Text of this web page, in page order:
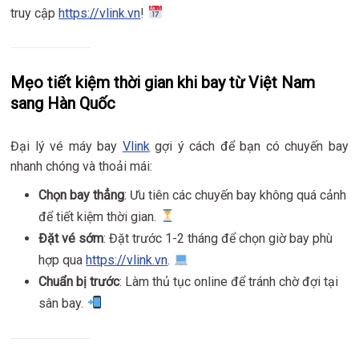
truy cậphttps://vlink.vn!
Mẹo tiết kiệm thời gian khi bay từ Việt Nam
sang Hàn Quốc
Đại lý vé máy bay Vlink gợi ý cách để bạn có chuyến bay
nhanh chóng và thoải mái:
Chọn bay thẳng: Ưu tiên các chuyến bay không quá cảnh
để tiết kiệm thời gian.
Đặt vé sớm: Đặt trước 1-2 tháng để chọn giờ bay phù
hợp quahttps://vlink.vn.
Chuẩn bị trước: Làm thủ tục online để tránh chờ đợi tại
sân bay.